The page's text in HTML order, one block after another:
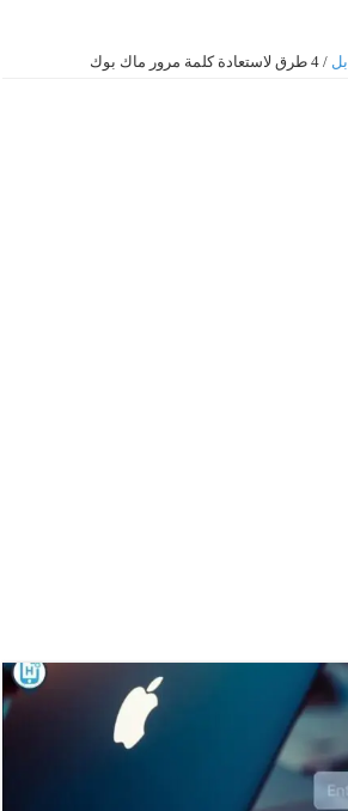
ابل / 4 طرق لاستعادة كلمة مرور ماك بوك